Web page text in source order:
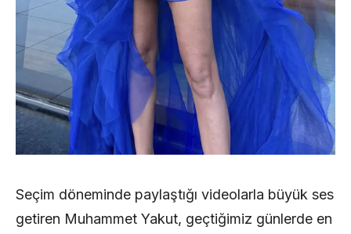
Seçim döneminde paylaştığı videolarla büyük ses
getiren Muhammet Yakut, geçtiğimiz günlerde en